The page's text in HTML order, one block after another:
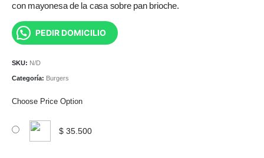
con mayonesa de la casa sobre pan brioche.
PEDIR DOMICILIO
SKU: N/D
Categoría: Burgers
Choose Price Option
$ 35.500